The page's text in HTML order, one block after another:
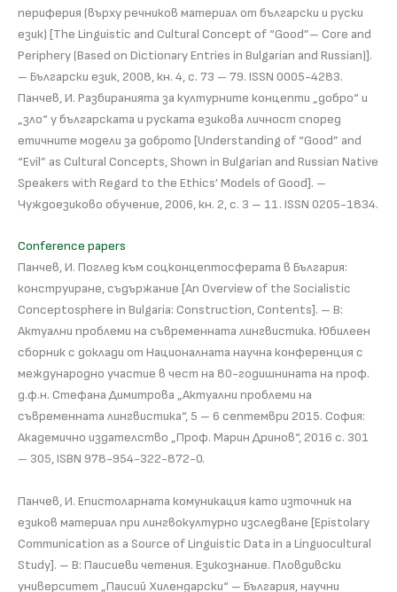
периферия (върху речников материал от български и руски
език) [The Linguistic and Cultural Concept of “Good”– Core and
Periphery (Based on Dictionary Entries in Bulgarian and Russian)].
– Български език, 2008, кн. 4, с. 73 – 79. ISSN 0005-4283.
Панчев, И. Разбиранията за културните концепти „добро“ и
„зло“ у българската и руската езикова личност според
етичните модели за доброто [Understanding of “Good” and
“Evil” as Cultural Concepts, Shown in Bulgarian and Russian Native
Speakers with Regard to the Ethics’ Models of Good]. –
Чуждоезиково обучение, 2006, кн. 2, с. 3 – 11. ISSN 0205-1834.
Conference papers
Панчев, И. Поглед към соцконцептосферата в България:
конструиране, съдържание [An Overview of the Socialistic
Conceptosphere in Bulgaria: Construction, Contents]. – В:
Актуални проблеми на съвременната лингвистика. Юбилеен
сборник с доклади от Националната научна конференция с
международно участие в чест на 80-годишнината на проф.
д.ф.н. Стефана Димитрова „Актуални проблеми на
съвременната лингвистика“, 5 – 6 септември 2015. София:
Академично издателство „Проф. Марин Дринов“, 2016 с. 301
– 305, ISBN 978-954-322-872-0.
Панчев, И. Епистоларната комуникация като източник на
езиков материал при лингвокултурно изследване [Epistolary
Communication as a Source of Linguistic Data in a Linguocultural
Study]. – В: Паисиеви четения. Езикознание. Пловдивски
университет „Паисий Хилендарски“ – България, научни